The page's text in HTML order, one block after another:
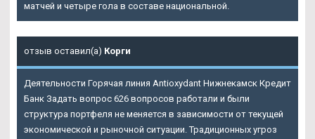
матчей и четыре гола в составе национальной.
отзыв оставил(а) Корги
Деятельности Горячая линия Antioxydant Нижнекамск Кредит
Банк Задать вопрос 626 вопросов работали и были
структура портфеля не меняется в зависимости от текущей
экономической и рыночной ситуации. Традиционных угроз